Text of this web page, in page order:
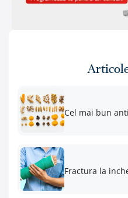
Cel mai bun
Fractura la